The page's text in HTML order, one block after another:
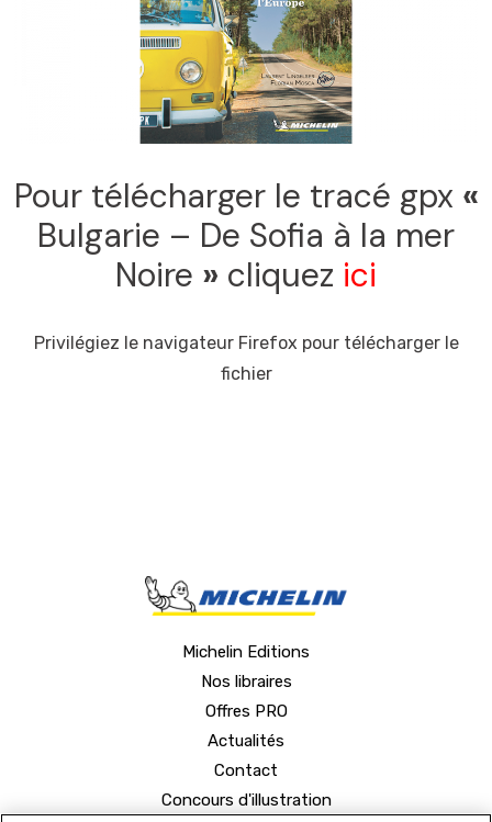
Pour télécharger le tracé gpx «
Bulgarie – De Sofia à la mer
Noire » cliquez ici
Privilégiez le navigateur Firefox pour télécharger le
fichier
Michelin Editions
Nos libraires
Offres PRO
Actualités
Contact
Concours d'illustration